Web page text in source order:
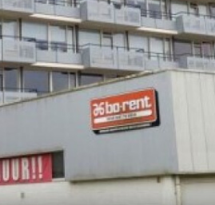
makelaarsvergoeding/
Alle veelgestelde vragen